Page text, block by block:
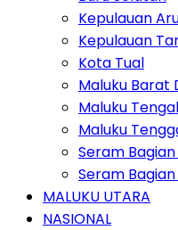
Kepulauan
Kepulauan
Kota Tual
Maluku Barat
Maluku
Maluku
Seram
Seram
MALUKU UTARA
NASIONAL